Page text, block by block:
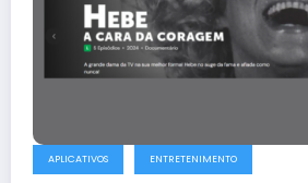
APLICATIVOS ENTRETENIMENTO